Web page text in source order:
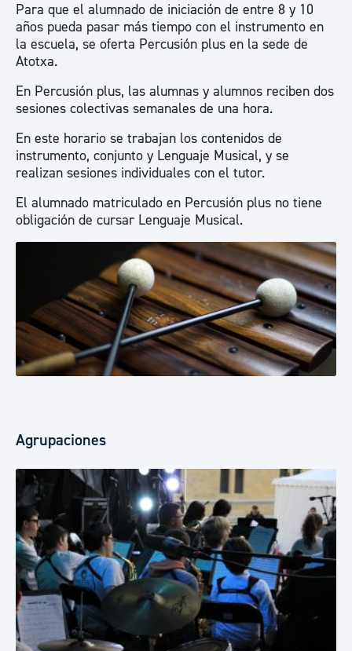
Para que el alumnado de iniciación de entre 8 y 10
años pueda pasar más tiempo con el instrumento en
la escuela, se oferta Percusión plus en la sede de
Atotxa.
En Percusión plus, las alumnas y alumnos reciben dos
sesiones colectivas semanales de una hora.
En este horario se trabajan los contenidos de
instrumento, conjunto y Lenguaje Musical, y se
realizan sesiones individuales con el tutor.
El alumnado matriculado en Percusión plus no tiene
obligación de cursar Lenguaje Musical.
Agrupaciones